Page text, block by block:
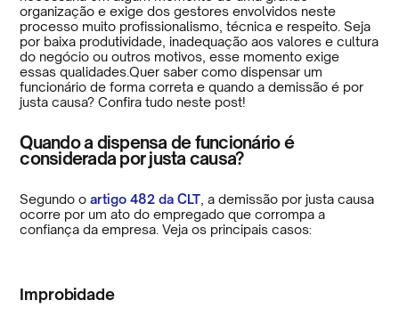
organização e exige dos gestores envolvidos neste
processo muito profissionalismo, técnica e respeito. Seja
por baixa produtividade, inadequação aos valores e cultura
do negócio ou outros motivos, esse momento exige
essas qualidades.Quer saber como dispensar um
funcionário de forma correta e quando a demissão é por
justa causa? Confira tudo neste post!
Quando a dispensa de funcionário é
considerada por justa causa?
Segundo oartigo 482 da CLT , a demissão por justa causa
ocorre por um ato do empregado que corrompa a
confiança da empresa. Veja os principais casos:
Improbidade